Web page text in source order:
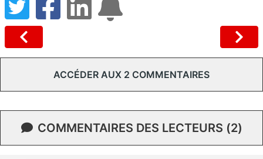
ACCÉDER AUX 2 COMMENTAIRES
COMMENTAIRES DES LECTEURS (2)